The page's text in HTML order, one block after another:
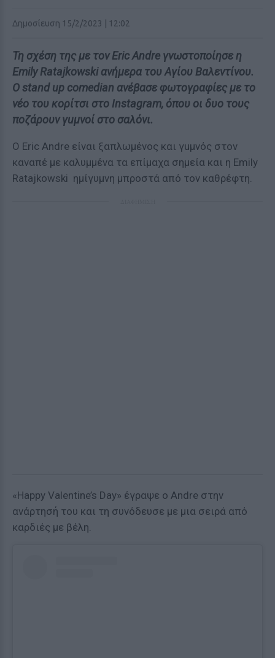
Δημοσίευση 15/2/2023 | 12:02
Τη σχέση της με τον Eric Andre γνωστοποίησε η
Emily Ratajkowski ανήμερα του Αγίου Βαλεντίνου.
Ο stand up comedian ανέβασε φωτογραφίες με το
νέο του κορίτσι στο Instagram, όπου οι δυο τους
ποζάρουν γuμνοί στο σαλόνι.
Ο Eric Andre είναι ξαπλωμένος και γuμνός στον
καναπέ με καλυμμένα τα επίμαχα σημεία και η Emily
Ratajkowski ημίγυμνη μπροστά από τον καθρέφτη.
«Happy Valentine’s Day» έγραψε ο Andre στην
ανάρτησή του και τη συνόδευσε με μια σειρά από
καρδιές με βέλη.